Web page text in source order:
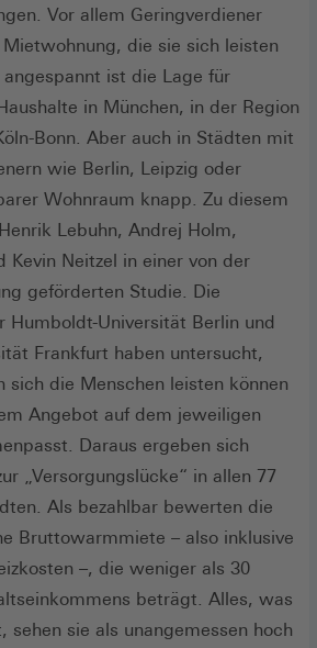
Vor allem Geringverdiener
die sie sich leisten
angespannt ist die Lage für
in München, in der Region
Bonn. Aber auch in Städten mit
wie Berlin, Leipzig oder
Wohnraum knapp. Zu diesem
Lebuhn, Andrej Holm,
Kevin Neitzel in einer von der
geförderten Studie. Die
Humboldt-Universität Berlin und
Frankfurt haben untersucht,
sich die Menschen leisten können
Angebot auf dem jeweiligen
Daraus ergeben sich
„Versorgungslücke“ in allen 77
Als bezahlbar bewerten die
Bruttowarmmiete – also inklusive
–, die weniger als 30
beträgt. Alles, was
sehen sie als unangemessen hoch